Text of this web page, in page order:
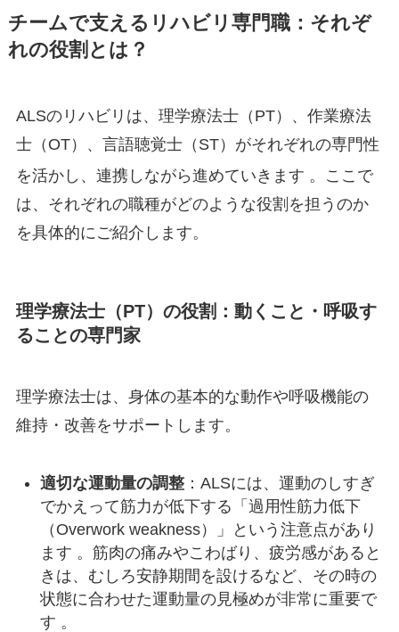
チームで支えるリハビリ専門職：それぞ
れの役割とは？
ALSのリハビリは、理学療法士（PT）、作業療法
士（OT）、言語聴覚士（ST）がそれぞれの専門性
を活かし、連携しながら進めていきます 。ここで
は、それぞれの職種がどのような役割を担うのか
を具体的にご紹介します。
理学療法士（PT）の役割：動くこと・呼吸す
ることの専門家
理学療法士は、身体の基本的な動作や呼吸機能の
維持・改善をサポートします。
適切な運動量の調整：ALSには、運動のしすぎ
でかえって筋力が低下する「過用性筋力低下
（Overwork weakness）」という注意点があり
ます 。筋肉の痛みやこわばり、疲労感があると
きは、むしろ安静期間を設けるなど、その時の
状態に合わせた運動量の見極めが非常に重要で
す 。